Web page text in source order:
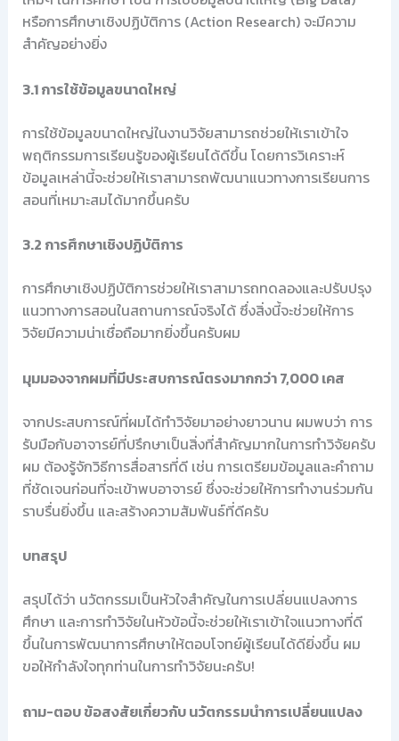
หรือการศึกษาเชิงปฏิบัติการ (Action Research) จะมีความ
สำคัญอย่างยิ่ง
3.1 การใช้ข้อมูลขนาดใหญ่
การใช้ข้อมูลขนาดใหญ่ในงานวิจัยสามารถช่วยให้เราเข้าใจ
พฤติกรรมการเรียนรู้ของผู้เรียนได้ดีขึ้น โดยการวิเคราะห์
ข้อมูลเหล่านี้จะช่วยให้เราสามารถพัฒนาแนวทางการเรียนการ
สอนที่เหมาะสมได้มากขึ้นครับ
3.2 การศึกษาเชิงปฏิบัติการ
การศึกษาเชิงปฏิบัติการช่วยให้เราสามารถทดลองและปรับปรุง
แนวทางการสอนในสถานการณ์จริงได้ ซึ่งสิ่งนี้จะช่วยให้การ
วิจัยมีความน่าเชื่อถือมากยิ่งขึ้นครับผม
มุมมองจากผมที่มีประสบการณ์ตรงมากกว่า 7,000 เคส
จากประสบการณ์ที่ผมได้ทำวิจัยมาอย่างยาวนาน ผมพบว่า การ
รับมือกับอาจารย์ที่ปรึกษาเป็นสิ่งที่สำคัญมากในการทำวิจัยครับ
ผม ต้องรู้จักวิธีการสื่อสารที่ดี เช่น การเตรียมข้อมูลและคำถาม
ที่ชัดเจนก่อนที่จะเข้าพบอาจารย์ ซึ่งจะช่วยให้การทำงานร่วมกัน
ราบรื่นยิ่งขึ้น และสร้างความสัมพันธ์ที่ดีครับ
บทสรุป
สรุปได้ว่า นวัตกรรมเป็นหัวใจสำคัญในการเปลี่ยนแปลงการ
ศึกษา และการทำวิจัยในหัวข้อนี้จะช่วยให้เราเข้าใจแนวทางที่ดี
ขึ้นในการพัฒนาการศึกษาให้ตอบโจทย์ผู้เรียนได้ดียิ่งขึ้น ผม
ขอให้กำลังใจทุกท่านในการทำวิจัยนะครับ!
ถาม-ตอบ ข้อสงสัยเกี่ยวกับ นวัตกรรมนำการเปลี่ยนแปลง